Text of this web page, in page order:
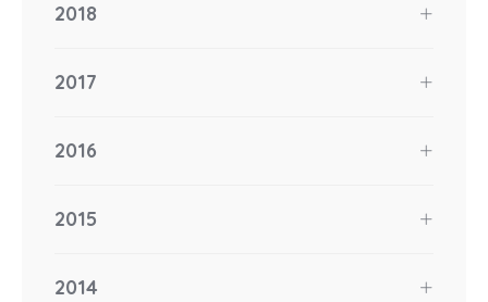
2018
2017
2016
2015
2014